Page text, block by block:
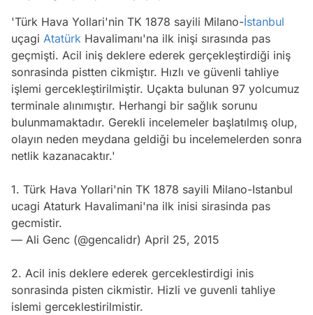
'Türk Hava Yollari'nin TK 1878 sayili Milano-İstanbul
uçagi Atatürk Havalimanı'na ilk inişi sırasında pas
geçmişti. Acil iniş deklere ederek gerçekleştirdiği iniş
sonrasinda pistten cikmiştır. Hızlı ve güvenli tahliye
işlemi gercekleştirilmiştir. Uçakta bulunan 97 yolcumuz
terminale alınımıştır. Herhangi bir sağlık sorunu
bulunmamaktadır. Gerekli incelemeler başlatılmış olup,
olayın neden meydana geldiği bu incelemelerden sonra
netlik kazanacaktır.'
1. Türk Hava Yollari'nin TK 1878 sayili Milano-Istanbul
ucagi Ataturk Havalimani'na ilk inisi sirasinda pas
gecmistir.
— Ali Genc (@gencalidr) April 25, 2015
2. Acil inis deklere ederek gerceklestirdigi inis
sonrasinda pisten cikmistir. Hizli ve guvenli tahliye
islemi gerceklestirilmistir.